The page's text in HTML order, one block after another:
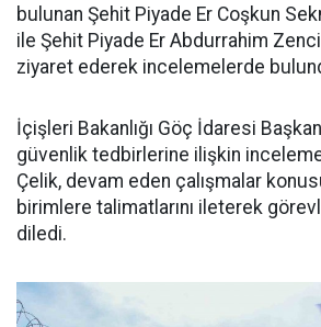
bulunan Şehit Piyade Er Coşkun
ile Şehit Piyade Er Abdurrahim
ziyaret ederek incelemelerde
İçişleri Bakanlığı Göç İdaresi
güvenlik tedbirlerine ilişkin
Çelik, devam eden çalışmalar
birimlere talimatlarını ileterek
diledi.